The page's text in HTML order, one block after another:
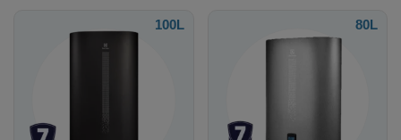
100L 80L